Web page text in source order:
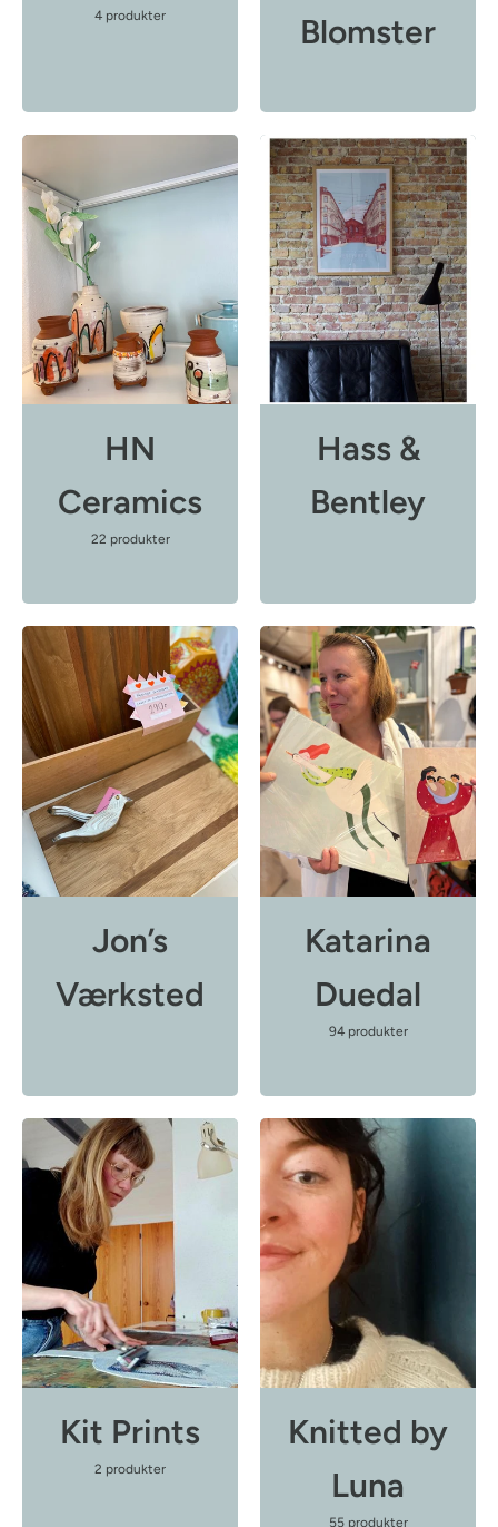
4 produkter
Blomster
HN
Ceramics
22 produkter
Hass &
Bentley
Jon’s
Værksted
Katarina
Duedal
94 produkter
Kit Prints
2 produkter
Knitted by
Luna
55 produkter